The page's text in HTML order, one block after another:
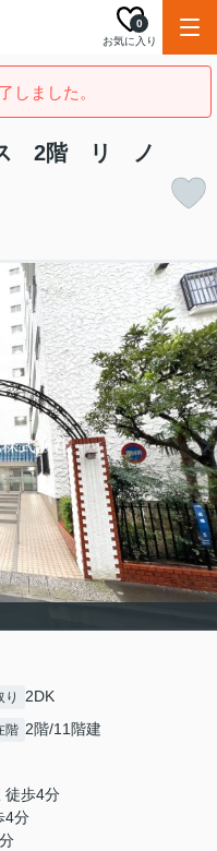
お気に入り
0
しました。
ス 2階 リ ノ
り 2DK
階 2階/11階建
徒歩4分
4分